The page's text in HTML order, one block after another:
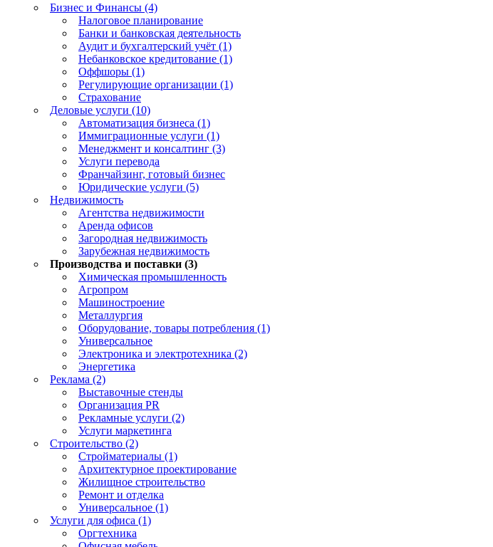
Бизнес и Финансы (4)
Налоговое планирование
Банки и банковская деятельность
Аудит и бухгалтерский учёт (1)
Небанковское кредитование (1)
Оффшоры (1)
Регулирующие организации (1)
Страхование
Деловые услуги (10)
Автоматизация бизнеса (1)
Иммиграционные услуги (1)
Менеджмент и консалтинг (3)
Услуги перевода
Франчайзинг, готовый бизнес
Юридические услуги (5)
Недвижимость
Агентства недвижимости
Аренда офисов
Загородная недвижимость
Зарубежная недвижимость
Производства и поставки (3)
Химическая промышленность
Агропром
Машиностроение
Металлургия
Оборудование, товары потребления (1)
Универсальное
Электроника и электротехника (2)
Энергетика
Реклама (2)
Выставочные стенды
Организация PR
Рекламные услуги (2)
Услуги маркетинга
Строительство (2)
Стройматериалы (1)
Архитектурное проектирование
Жилищное строительство
Ремонт и отделка
Универсальное (1)
Услуги для офиса (1)
Оргтехника